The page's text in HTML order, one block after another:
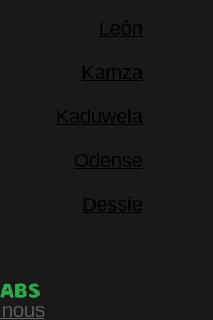
León
Kamza
Kaduwela
Odense
Dessie